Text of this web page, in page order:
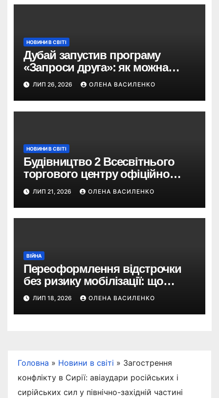
НОВИНИ В СВІТІ
Дубай запустив програму
«Запроси друга»: як можна
отримати винагороду за
туристів
ЛИП 26, 2026 ОЛЕНА ВАСИЛЕНКО
НОВИНИ В СВІТІ
Будівництво 2 Всесвітнього
торгового центру офіційно
розпочалося: 373 метри
ЛИП 21, 2026 ОЛЕНА ВАСИЛЕНКО
ВІЙНА
Переоформлення відстрочки
без ризику мобілізації: що
змінив Кабмін і як це
використати
ЛИП 18, 2026 ОЛЕНА ВАСИЛЕНКО
Головна » Новини в світі » Загострення
конфлікту в Сирії: авіаудари російських і
сирійських сил у північно-західній частині